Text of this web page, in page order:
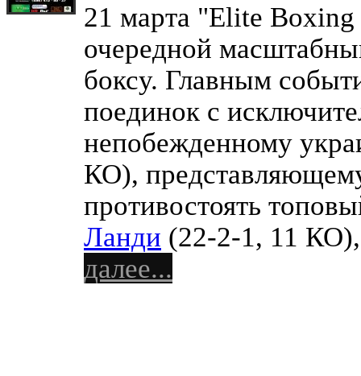
21 марта "Elite
очередной
боксу. Главным
поединок с
непобежденному
КО),
противостоять
Ланди (22-2-1, 11
далее...